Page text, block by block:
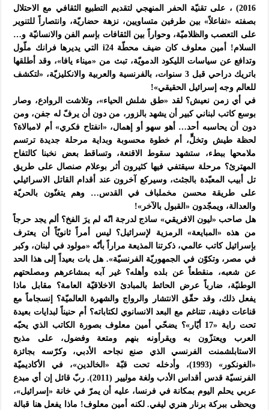
2016) ، على تقنيّة الحفر المنهجي لتقديم التطبيع الثقافي مع الاحتلال
بصفته «تفاعلاً» بين طرفين متساويين، نزهة حضاريّة، وانتصاراً للتنوير
على التعصب والظلاميّة، وحواراً بين الثقافات بإسم الفن والانسانيّة و…
السلام! أمين معلوف كان ضيف محطّة i24 التي يديرها فرانك ملّول
وتدافع عن سياسات الليكود الدمويّة، تبث من «ميناء يافا»، وقد أطلقها
باتريك دراحي قبل 3 سنوات، بالفرنسية والعربية والانكليزيّة، «لتكشف
للعالم وجه إسرائيل الحقيقي»!
في أي زمن نعيش؟ لقد «طق شلش الحياء»، وتلاشت الروادع، وصار
بوسع كاتب لبناني كبير أن يشهد بالزور، من دون أن يرفّ له جفن، ومن
دون أن يحاسبه أحد… أهو سهو أو إهمال، «انفتاح فكري» أم لامبالاة؟
لحظة طيش وتخلٍّ، أم خطوة محسوبة وبداية مرحلة جديدة ترتسم
ملامحها ببطء، ستشهد سقوط الاقنعة، وتساقط بعض نخبنا كالتفاح
المهترئ؟ مرحلة سيقتفي فيها كثيرون أثر بوعلام صنصال على طريق
تل أبيب المعبّدة بالجثث، وسيركع آخرون عند أقدام القاتل الاسرائيلي
على طريقة محسن مخملباف في القدس… وهم يتغنّون بالحريّة
والعدالة، ويمجّدون «القبول بالآخر»!
هل صاحب «ليون الافريقي» ساذج لدرجة انّه لم يرَ الفخ؟ ألم يجد حرجاً
من هذه «المبايعة» الرمزية لإسرائيل؟ ليس أمراً ثانويّاً أن يعترف
بإسرائيل كاتب عالمي، ذكرتنا المذيعة مراراً بأنّه «مولود في لبنان، وكبر
في مصر، وتكوّن في الجمهوريّة الفرنسيّة». هل بات بعيداً إلى هذا الحد
عن شعبه، منقطعاً عن بلده وأهله؟ غير آبه بمشاعرهم ومصلحتهم
الوطنيّة، ضارباً عرض الحائط بالمبادئ الاخلاقيّة العامة؟ مقابل ماذا
يفعل ذلك، وقد حقّق الانتشار والرواج والشهرة العالميّة؟ إنسجاماً مع
قناعات دفينة، تتناغم مع البعد الانسانوي لكتاباته؟ أم حنيناً لبدايات بعيدة
تحت راية «17 أيّار»؟ يضحّي أمين معلوف بصورة الكاتب الذي يحبّه
العرب ويعتزّون به ويقرأونه بنهم ومتعة وفضول، على مذبح
الاستابلشمنت الفرنسي الذي صنع نجاحه الأدبي، وكرّسه بجائزة
«الغونكور» (1993)، وأدخله تحت قبّة «الخالدين»، في الأكاديميّة
الفرنسيّة قدس أقداس الأدب ولغة موليير (2011). ربّ قائل إن أي مبدع
عربي يحلم اليوم بمكانة في فرنسا، عليه أن يمرّ في خانة «إسرائيل»،
ويحظى ببركة برنار هنري ليفي. لكنه أمين معلوف! ماذا يفعل هنا قبالة